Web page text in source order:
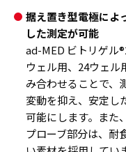
据え置き型電極によ
した測定が可能
ad-MED ビトリゲル
ウェル用、24ウェル
み合わせることで、
変動を抑え、安定し
可能にします。また
プローブ部分は、耐